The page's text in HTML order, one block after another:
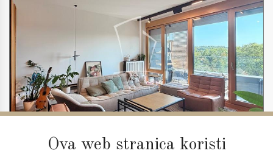
Ova web stranica koristi